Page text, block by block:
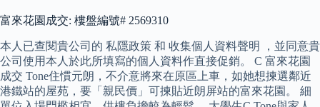
富來花園成交: 樓盤編號# 2569310
本人已查閱貴公司的 私隱政策 和 收集個人資料聲明 ，並同意貴
公司使用本人於此所填寫的個人資料作直接促銷。 C 富來花園
成交 Tone住慣元朗，不介意將來在原區上車，如她想揀選鄰近
港鐵站的屋苑，要「親民價」可揀貼近朗屏站的富來花園。 細